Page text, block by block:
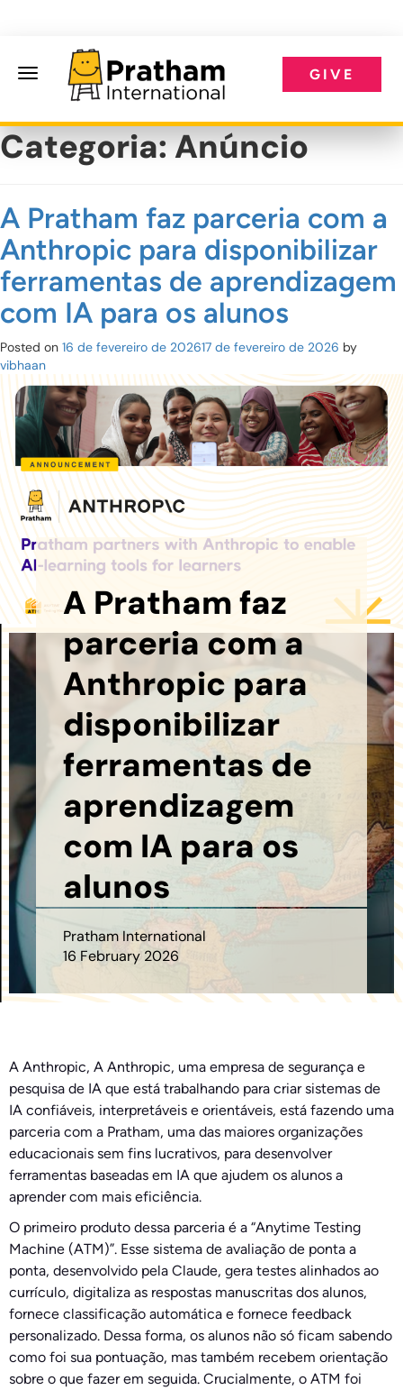
Pratham International
GIVE
Categoria:Anúncio
A Pratham faz parceria com a
Anthropic para disponibilizar
ferramentas de aprendizagem
com IA para os alunos
Posted on 16 de fevereiro de 202617 de fevereiro de 2026 by
vibhaan
A Pratham faz
parceria com a
Anthropic para
disponibilizar
ferramentas de
aprendizagem
com IA para os
alunos
Pratham International
16 February 2026
A Anthropic, A Anthropic, uma empresa de segurança e
pesquisa de IA que está trabalhando para criar sistemas de
IA confiáveis, interpretáveis e orientáveis, está fazendo uma
parceria com a Pratham, uma das maiores organizações
educacionais sem fins lucrativos, para desenvolver
ferramentas baseadas em IA que ajudem os alunos a
aprender com mais eficiência.
O primeiro produto dessa parceria é a “Anytime Testing
Machine (ATM)”. Esse sistema de avaliação de ponta a
ponta, desenvolvido pela Claude, gera testes alinhados ao
currículo, digitaliza as respostas manuscritas dos alunos,
fornece classificação automática e fornece feedback
personalizado. Dessa forma, os alunos não só ficam sabendo
como foi sua pontuação, mas também recebem orientação
sobre o que fazer em seguida. Crucialmente, o ATM foi